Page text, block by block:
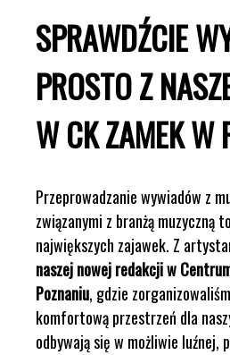
SPRAWDŹCIE
PROSTO Z
W CK ZAMEK W
Przeprowadzanie wywiadów z
związanymi z branżą muzyczną
największych zajawek. Z
naszej nowej redakcji w
Poznaniu, gdzie
komfortową przestrzeń dla
odbywają się w możliwie luźnej,